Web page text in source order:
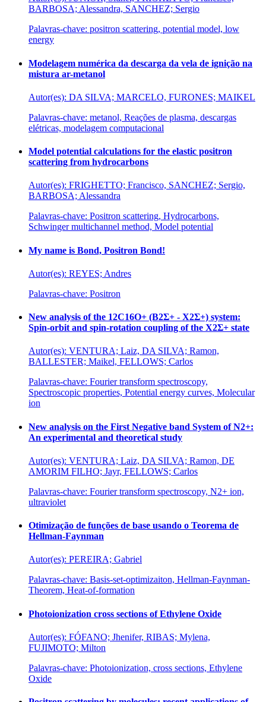
BARBOSA; Alessandra, SANCHEZ; Sergio
Palavras-chave: positron scattering, potential model, low
energy
Modelagem numérica da descarga da vela de ignição na
mistura ar-metanol
Autor(es): DA SILVA; MARCELO, FURONES; MAIKEL
Palavras-chave: metanol, Reações de plasma, descargas
elétricas, modelagem computacional
Model potential calculations for the elastic positron
scattering from hydrocarbons
Autor(es): FRIGHETTO; Francisco, SANCHEZ; Sergio,
BARBOSA; Alessandra
Palavras-chave: Positron scattering, Hydrocarbons,
Schwinger multichannel method, Model potential
My name is Bond, Positron Bond!
Autor(es): REYES; Andres
Palavras-chave: Positron
New analysis of the 12C16O+ (B2Σ+ - X2Σ+) system:
Spin-orbit and spin-rotation coupling of the X2Σ+ state
Autor(es): VENTURA; Laiz, DA SILVA; Ramon,
BALLESTER; Maikel, FELLOWS; Carlos
Palavras-chave: Fourier transform spectroscopy,
Spectroscopic properties, Potential energy curves, Molecular
ion
New analysis on the First Negative band System of N2+:
An experimental and theoretical study
Autor(es): VENTURA; Laiz, DA SILVA; Ramon, DE
AMORIM FILHO; Jayr, FELLOWS; Carlos
Palavras-chave: Fourier transform spectroscopy, N2+ ion,
ultraviolet
Otimização de funções de base usando o Teorema de
Hellman-Faynman
Autor(es): PEREIRA; Gabriel
Palavras-chave: Basis-set-optimizaiton, Hellman-Faynman-
Theorem, Heat-of-formation
Photoionization cross sections of Ethylene Oxide
Autor(es): FÓFANO; Jhenifer, RIBAS; Mylena,
FUJIMOTO; Milton
Palavras-chave: Photoionization, cross sections, Ethylene
Oxide